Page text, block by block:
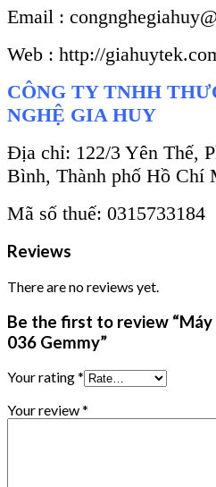
Email :
Web : http://
CÔNG TY TNHH
NGHỆ GIA HUY
Địa chỉ: 122/3 Yên Thế,
Bình, Thành phố Hồ Chí
Mã số thuế: 0315733184
Reviews
There are no reviews yet.
Be the first to review “Máy
036 Gemmy”
Your rating*
Your review*